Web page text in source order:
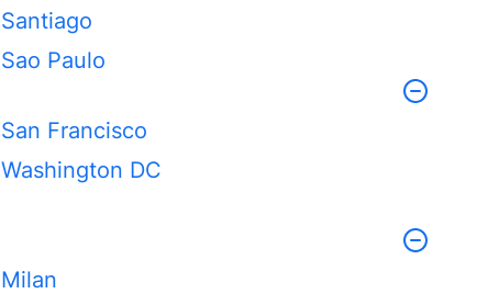
Santiago
Sao Paulo
San Francisco
Washington DC
Milan